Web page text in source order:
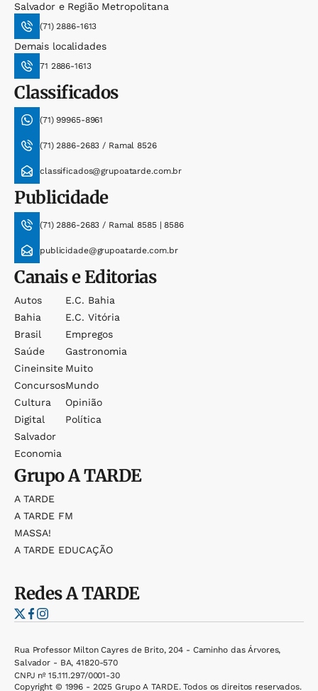
Salvador e Região Metropolitana
(71) 2886-1613
Demais localidades
71 2886-1613
Classificados
(71) 99965-8961
(71) 2886-2683 / Ramal 8526
classificados@grupoatarde.com.br
Publicidade
(71) 2886-2683 / Ramal 8585 | 8586
publicidade@grupoatarde.com.br
Canais e Editorias
Autos
Bahia
Brasil
Saúde
Cineinsite
Concursos
Cultura
Digital
Salvador
Economia
E.c. Bahia
E.c. Vitória
Empregos
Gastronomia
Muito
Mundo
Opinião
Política
GrupoA TARDE
A TARDE
A TARDE FM
MASSA!
A TARDE EDUCAÇÃO
RedesA TARDE
Rua Professor Milton Cayres de Brito, 204 - Caminho das Árvores,
Salvador - BA, 41820-570
CNPJ nº 15.111.297/0001-30
Copyright © 1996 - 2025 Grupo A TARDE. Todos os direitos reservados.